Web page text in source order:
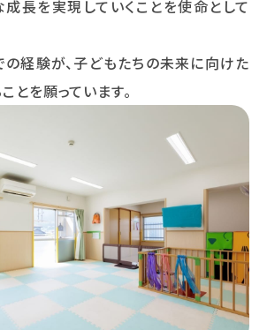
長を実現していくことを使命として
経験が、子どもたちの未来に向けた
とを願っています。